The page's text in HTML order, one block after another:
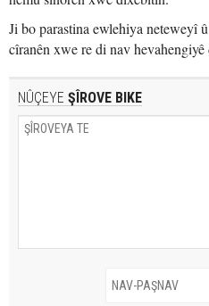
Ji bo parastina ewlehiya neteweyî
cîranên xwe re di nav hevahengiyê
NÛÇEYE ŞÎROVE BIKE